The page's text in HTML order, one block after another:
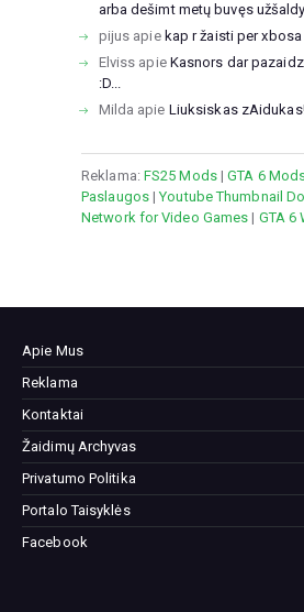
arba dešimt metų buvęs
pijus apie kap r žaisti per xbosa
Elviss apie Kasnors dar
:D...
Milda apie Liuksiskas
Reklama: FS25 Mods|GTA 6
Paslaugos|Youtube Thumbnail
Network for Video Games | GTA 6
Apie Mus
Reklama
Kontaktai
Žaidimų Archyvas
Privatumo Politika
Portalo Taisyklės
Facebook